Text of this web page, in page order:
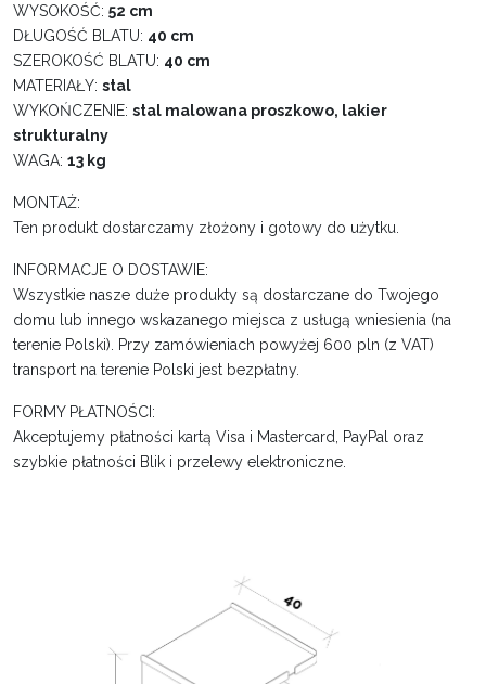
WYSOKOŚĆ: 52 cm
DŁUGOŚĆ BLATU: 40 cm
SZEROKOŚĆ BLATU: 40 cm
MATERIAŁY: stal
WYKOŃCZENIE: stal malowana proszkowo, lakier
strukturalny
WAGA: 13 kg
MONTAŻ:
Ten produkt dostarczamy złożony i gotowy do użytku.
INFORMACJE O DOSTAWIE:
Wszystkie nasze duże produkty są dostarczane do Twojego
domu lub innego wskazanego miejsca z usługą wniesienia (na
terenie Polski). Przy zamówieniach powyżej 600 pln (z VAT)
transport na terenie Polski jest bezpłatny.
FORMY PŁATNOŚCI:
Akceptujemy płatności kartą Visa i Mastercard, PayPal oraz
szybkie płatności Blik i przelewy elektroniczne.